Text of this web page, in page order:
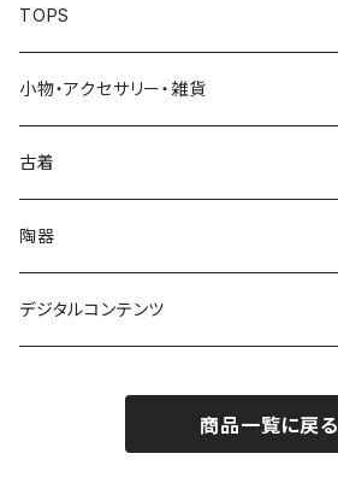
TOPS
Tシャツ
ガールズ
キッズ
スウェット/フーディ
シャツ
古着カスタムプリント
小物・アクセサリー・雑貨
ポマード
古着
陶器
デジタルコンテンツ
商品一覧に戻る